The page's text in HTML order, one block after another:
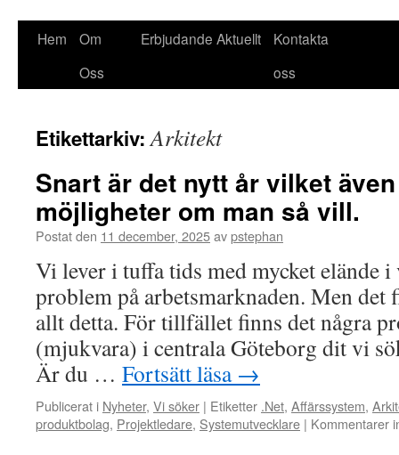
Hem
Om
Oss
Erbjudande Aktuellt
Kontakta
oss
Etikettarkiv:Arkitekt
Snart är det nytt år vilket
möjligheter om man så vill.
Postat den 11 december, 2025avpstephan
Vi lever i tuffa tids med mycket elände i
problem på arbetsmarknaden. Men
allt detta. För tillfället finns det några
(mjukvara) i centrala Göteborg dit vi
Är du … Fortsätt läsa →
Publicerat i Nyheter, Vi söker | Etiketter .Net, Affärssystem,
produktbolag, Projektledare, Systemutvecklare | Kommentarer